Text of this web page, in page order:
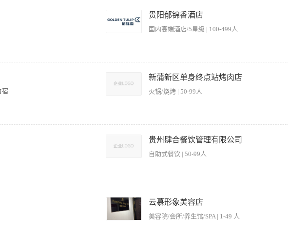
少2年以上同岗位工作经验； 有大型企业、跨区域管理经验者优先。 二、专业技能要求 招聘与配置：精通招
科学合理的招聘计划，快速准确地为公司招募到合适的人才，满足公司不同阶段的用人需求。 培训与发展：
需求，设计并实施多样化的培训课程；熟悉培训效果评估方法，不断优化培训内容和方式，提升员工整体素质
关系管理：具备良好的沟通协调能力和员工关系处理技巧，能够有效预防和解决劳动纠纷，营造和谐稳定的
律风险防范建议。 三、综合素质要求 领导力：具备较强的领导能力和团队管理能力，能够有效激励和引导团
和工作计划，合理分配工作任务，确保团队工作高效有序开展。 沟通能力：拥有出色的沟通表达能力，能够
善于倾听他人意见，能够准确理解和传达信息，协调各方利益，达成工作目标。 决策能力：具备敏锐的市场
贵阳郁锦香酒店
国内高端酒店/5星级 | 100-499人
督执行。 4、控制、监督酒店的收入、成本和费用，协助建立并督导实施成本和费用控制和各项制度。 5、审
资项目的资金合理使用。 6、审核酒店各类物资采购供应计划。 7、深入各部门，检查工作情况，发现问题及
管理及相关专业。 2、1年以上同等职位工作经验。 3、良好个人品质和职业道德，严格遵守有关法律、法规和
宿
新蒲新区单身终点站烤肉店
火锅/烧烤 | 50-99人
合理控制食材损耗、水电等运营成本 4、处理顾客投诉及突发事件，维护门店形象和顾客满意度 5、负责员工
行公司各项规章制度，确保门店运营符合卫生、安全等规范要求 7、定期分析经营数据，提出改进建议并落实
适应餐饮行业工作时间 2、具备较强的领导能力和团队管理经验，有餐饮行业管理经验者优先 3、熟悉餐饮运
贵州肆合餐饮管理有限公司
自助式餐饮 | 50-99人
绩复盘与优化。 管控食材采购、库存损耗、物料成本，严格把控烤肉食材品质、出品口味、摆盘标准，确保
核、日常督导，打造专业服务团队，维护门店服务口碑。 维护到店顾客接待、客诉处理、会员维护，提升顾
备维护保养，落实食品安全卫生规范，合规经营。 配合总部营销活动，执行门店促销、节假日活动落地，做
云慕形象美容店
美容院/会所/养生馆/SPA | 1-49 人